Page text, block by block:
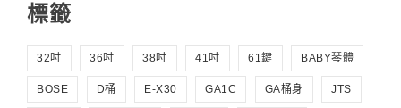
標籤
32吋 36吋 38吋 41吋 61鍵 BABY琴體
BOSE D桶 E-X30 GA1C GA桶身 JTS